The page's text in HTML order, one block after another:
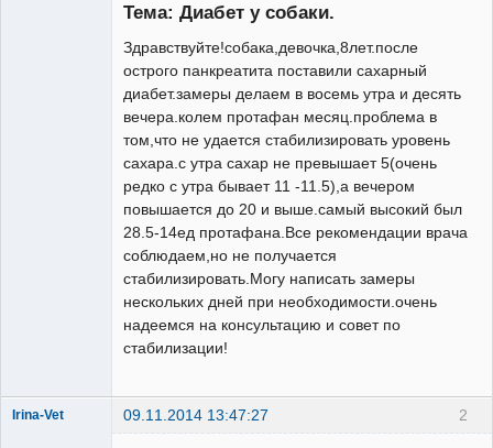
Тема: Диабет у собаки.
Здравствуйте!собака,девочка,8лет.после
острого панкреатита поставили сахарный
диабет.замеры делаем в восемь утра и десять
вечера.колем протафан месяц.проблема в
том,что не удается стабилизировать уровень
сахара.с утра сахар не превышает 5(очень
редко с утра бывает 11 -11.5),а вечером
повышается до 20 и выше.самый высокий был
28.5-14ед протафана.Все рекомендации врача
соблюдаем,но не получается
стабилизировать.Могу написать замеры
нескольких дней при необходимости.очень
надеемся на консультацию и совет по
стабилизации!
2
Irina-Vet 09.11.2014 13:47:27